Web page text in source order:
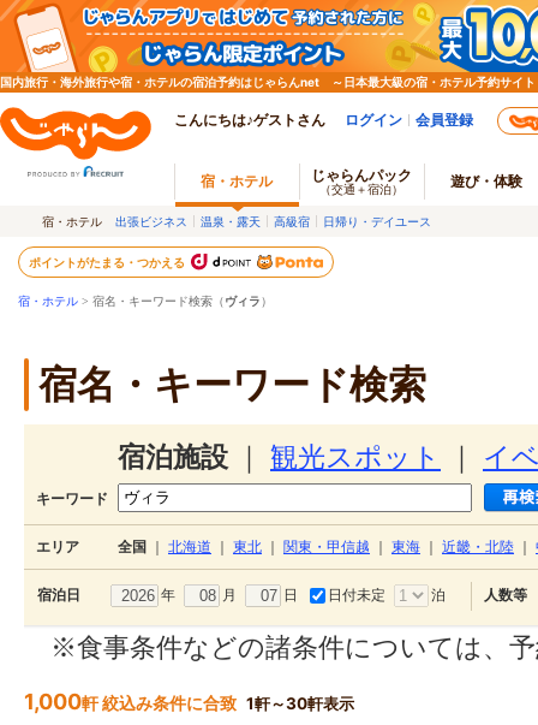
国内旅行・海外旅行や宿・ホテルの宿泊予約はじゃらんnet ～日本最大級の宿・ホテル予約サイト
こんにちは♪ゲストさん ログイン 会員登録
宿・ホテル じゃらんパック
（交通＋宿泊） 遊び・体験
宿・ホテル 出張ビジネス 温泉・露天 高級宿 日帰り・デイユース
ポイントがたまる・つかえる
宿・ホテル > 宿名・キーワード検索（ヴィラ）
宿名・キーワード検索
宿泊施設 観光スポット イ
キーワード
エリア 全国 北海道 東北 関東・甲信越 東海 近畿・北陸
宿泊日 年 月 日 日付未定 泊 人数等
※食事条件などの諸条件については、
1,000軒 絞込み条件に合致 1軒～30軒表示